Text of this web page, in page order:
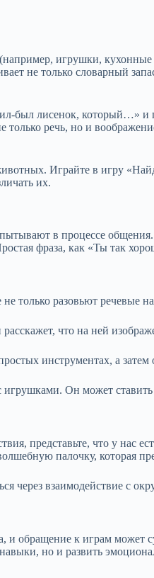
игрушки,
не только словарный
был лисенок, который…»
только речь, но и
Играйте в игру
их.
в процессе
фраза, как «Ты так
только разовьют речевые
что на ней
инструментах, а
Он может
представьте, что у
палочку, которая
через взаимодействие с
обращение к играм может
но и развить